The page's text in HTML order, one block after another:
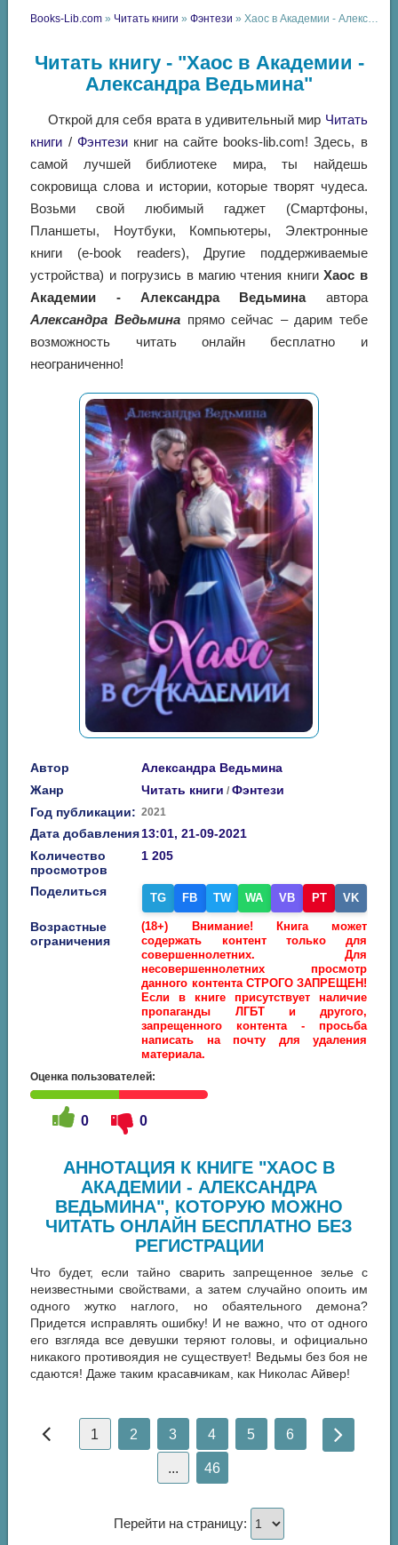
Books-Lib.com » Читать книги »Фэнтези » Хаос в Академии - Александра Ведьмина
Читать книгу - "Хаос в Академии -
Александра Ведьмина"
Открой для себя врата в удивительный мир Читать
книги / Фэнтезикниг на сайте books-lib.com! Здесь, в
самой лучшей библиотеке мира, ты найдешь
сокровища слова и истории, которые творят чудеса.
Возьми свой любимый гаджет (Смартфоны,
Планшеты, Ноутбуки, Компьютеры, Электронные
книги (e-book readers), Другие поддерживаемые
устройства) и погрузись в магию чтения книгиХаос в
Академии - Александра Ведьминаавтора
Александра Ведьмина прямо сейчас – дарим тебе
возможность читать онлайн бесплатно и
неограниченно!
Автор
Александра Ведьмина
Жанр
Читать книги /Фэнтези
Год публикации: 2021
Дата добавления13:01, 21-09-2021
Количество
просмотров
1 205
Поделиться TG FB TW WA VB PT VK
Возрастные
ограничения
(18+) Внимание! Книга может
содержать контент только для
совершеннолетних. Для
несовершеннолетних просмотр
данного контента СТРОГО ЗАПРЕЩЕН!
Если в книге присутствует наличие
пропаганды ЛГБТ и другого,
запрещенного контента - просьба
написать на почту для удаления
материала.
Оценка пользователей:
0 0
АННОТАЦИЯ К КНИГЕ "ХАОС В
АКАДЕМИИ - АЛЕКСАНДРА
ВЕДЬМИНА", КОТОРУЮ МОЖНО
ЧИТАТЬ ОНЛАЙН БЕСПЛАТНО БЕЗ
РЕГИСТРАЦИИ
Что будет, если тайно сварить запрещенное зелье с
неизвестными свойствами, а затем случайно опоить им
одного жутко наглого, но обаятельного демона?
Придется исправлять ошибку! И не важно, что от одного
его взгляда все девушки теряют головы, и официально
никакого противоядия не существует! Ведьмы без боя не
сдаются! Даже таким красавчикам, как Николас Айвер!
1 2 3 4 5 6
... 46
Перейти на страницу: